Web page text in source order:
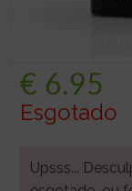
€ 6.95
Esgotado
Upsss...